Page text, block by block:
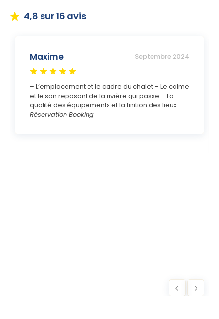
4,8 sur 16 avis
Maxime Septembre 2024
– L’emplacement et le cadre du chalet – Le calme
et le son reposant de la rivière qui passe – La
qualité des équipements et la finition des lieux
Réservation Booking